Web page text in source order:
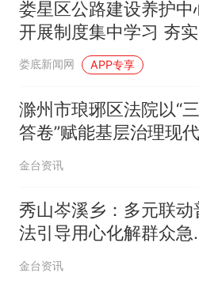
鸟市场搬
热 十多万
全部作废
娄星区公路建设养护中
开展制度集中学习 夯实
范管理根基
娄底新闻网 APP专享
滁州市琅琊区法院以“
答卷”赋能基层治理现
金台资讯
秀山岑溪乡：多元联动
法引导用心化解群众急
愁盼
金台资讯